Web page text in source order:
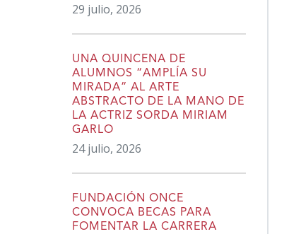
29 julio, 2026
UNA QUINCENA DE
ALUMNOS “AMPLÍA SU
MIRADA” AL ARTE
ABSTRACTO DE LA MANO DE
LA ACTRIZ SORDA MIRIAM
GARLO
24 julio, 2026
FUNDACIÓN ONCE
CONVOCA BECAS PARA
FOMENTAR LA CARRERA